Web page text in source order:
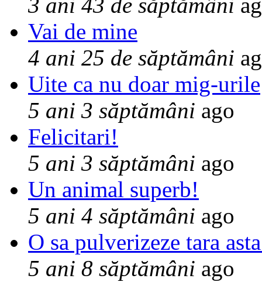
3 ani 43 de săptămâni
Vai de mine
4 ani 25 de săptămâni
Uite ca nu doar mig-urile
5 ani 3 săptămâni ago
Felicitari!
5 ani 3 săptămâni ago
Un animal superb!
5 ani 4 săptămâni ago
O sa pulverizeze tara
5 ani 8 săptămâni ago